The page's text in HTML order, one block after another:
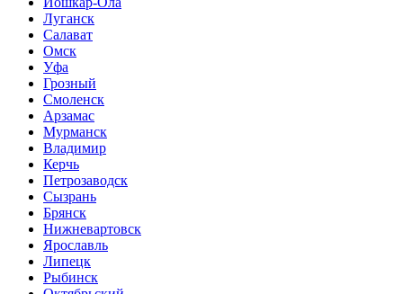
Луганск
Салават
Омск
Уфа
Грозный
Смоленск
Арзамас
Мурманск
Владимир
Керчь
Петрозаводск
Сызрань
Брянск
Нижневартовск
Ярославль
Липецк
Рыбинск